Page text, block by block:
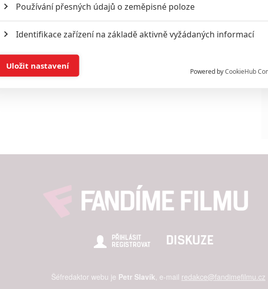
PŘIHLÁSIT
REGISTROVAT
DISKUZE
Šéfredaktor webu je Petr Slavík , e-mail redakce@fandimefilmu.cz
Používání přesných údajů o zeměpisné poloze
Identifikace zařízení na základě aktivně vyžádaných informací
Ukládání a/nebo přístup k informacím v zařízení
Poskytování a zobrazování reklamy a obsahu
Powered byCookieHub
Uložit nastavení